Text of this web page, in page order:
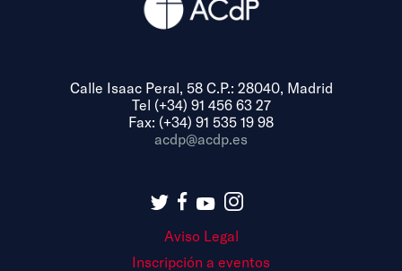
Calle Isaac Peral, 58 C.P.: 28040, Madrid
Tel (+34) 91 456 63 27
Fax: (+34) 91 535 19 98
acdp@acdp.es
Aviso Legal
Inscripción a eventos